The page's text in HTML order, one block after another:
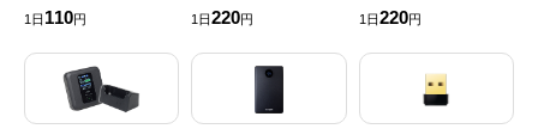
1日 110円 1日220円 1日220円